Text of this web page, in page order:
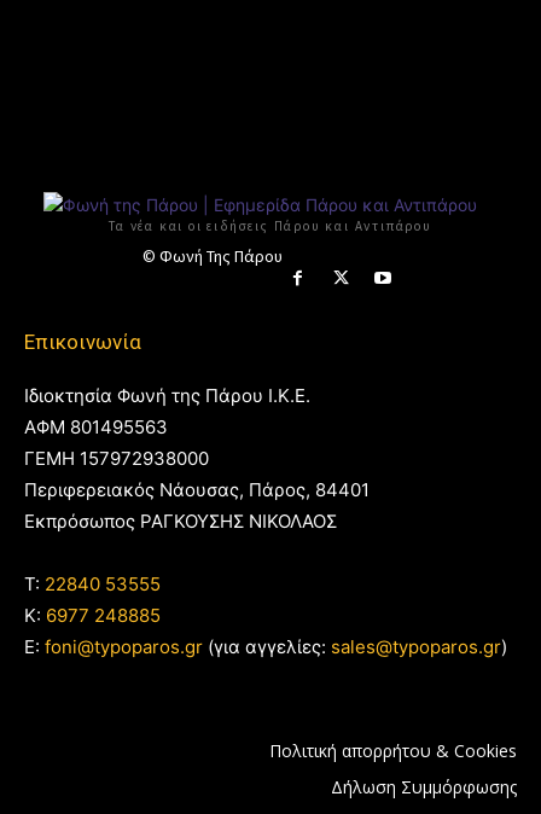
Τα νέα και οι ειδήσεις Πάρου και Αντιπάρου
© Φωνή Της Πάρου
Επικοινωνία
Ιδιοκτησία Φωνή της Πάρου Ι.Κ.Ε.
ΑΦΜ 801495563
ΓΕΜΗ 157972938000
Περιφερειακός Νάουσας, Πάρος, 84401
Εκπρόσωπος ΡΑΓΚΟΥΣΗΣ ΝΙΚΟΛΑΟΣ
T: 22840 53555
Κ: 6977 248885
E: foni@typoparos.gr (για αγγελίες: sales@typoparos.gr)
Πολιτική απορρήτου & Cookies
Δήλωση Συμμόρφωσης